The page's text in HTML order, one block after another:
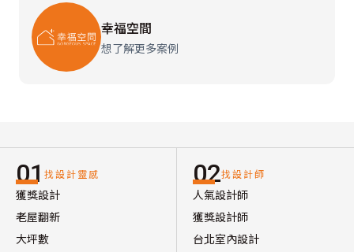
幸福空間
想了解更多案例
01 找設計靈感
獲獎設計
老屋翻新
大坪數
02找設計師
人氣設計師
獲獎設計師
台北室內設計